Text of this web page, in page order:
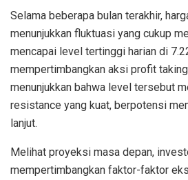
Selama beberapa bulan terakhir,
menunjukkan fluktuasi yang cukup
mencapai level tertinggi harian di
mempertimbangkan aksi profit
menunjukkan bahwa level tersebut
resistance yang kuat, berpotensi
lanjut.
Melihat proyeksi masa depan,
mempertimbangkan faktor-faktor